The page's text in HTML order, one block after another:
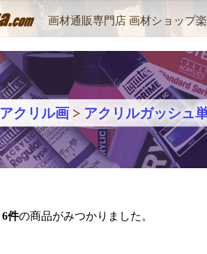
画材通販専門店 画材ショップ
アクリル画 > アクリルガッシュ
6件の商品がみつかりました。